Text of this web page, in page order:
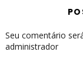
Seu comentário
administrador